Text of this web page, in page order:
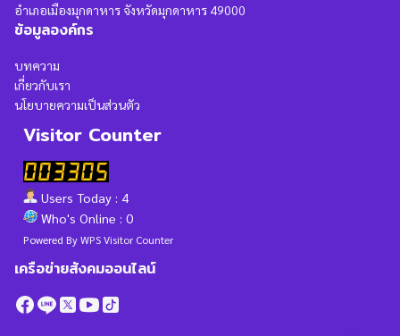
อำเภอเมืองมุกดาหาร จังหวัดมุกดาหาร 49000
ข้อมูลองค์กร
บทความ
เกี่ยวกับเรา
นโยบายความเป็นส่วนตัว
Visitor Counter
Users Today : 4
Who's Online : 0
Powered ByWPS Visitor Counter
เครือข่ายสังคมออนไลน์